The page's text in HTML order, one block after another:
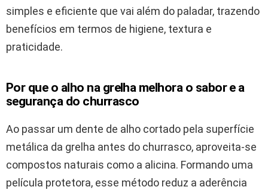
simples e eficiente que vai além do paladar, trazendo
benefícios em termos de higiene, textura e
praticidade.
Por que o alho na grelha melhora o sabor e a
segurança do churrasco
Ao passar um dente de alho cortado pela superfície
metálica da grelha antes do churrasco, aproveita-se
compostos naturais como a alicina. Formando uma
película protetora, esse método reduz a aderência